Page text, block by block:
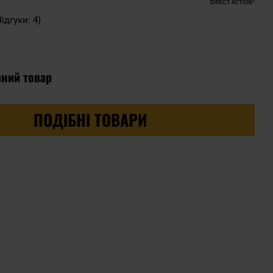
4)
товар
ПОДІБНІ ТОВАРИ